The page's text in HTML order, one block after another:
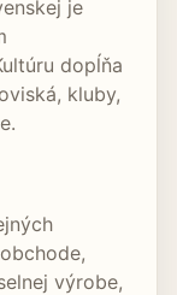
je
dopĺňa
kluby,
výrobe,